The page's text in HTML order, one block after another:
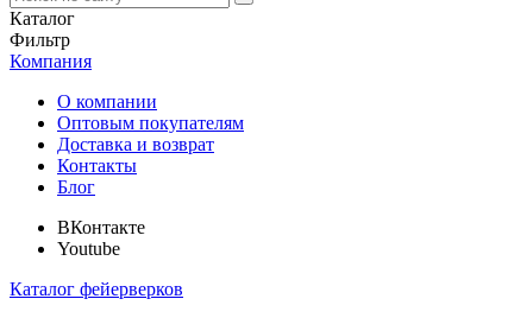
Каталог
Фильтр
Компания
О компании
Оптовым покупателям
Доставка и возврат
Контакты
Блог
ВКонтакте
Youtube
Каталог фейерверков